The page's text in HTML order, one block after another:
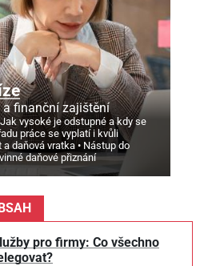
a finanční zajištění
Jak vysoké je odstupné a kdy se
práce se vyplatí i kvůli
daňová vratka
Nástup do
daňové přiznání
pro firmy: Co všechno